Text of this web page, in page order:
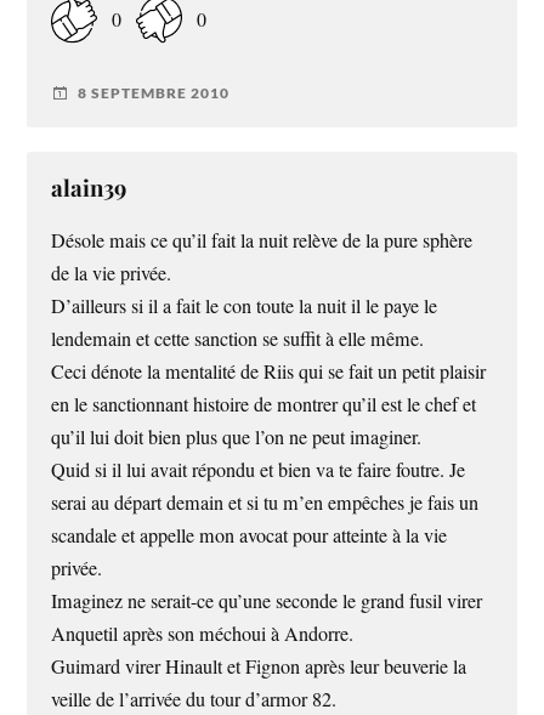
0 0
8 SEPTEMBRE 2010
alain39
Désole mais ce qu’il fait la nuit relève de la pure sphère
de la vie privée.
D’ailleurs si il a fait le con toute la nuit il le paye le
lendemain et cette sanction se suffit à elle même.
Ceci dénote la mentalité de Riis qui se fait un petit plaisir
en le sanctionnant histoire de montrer qu’il est le chef et
qu’il lui doit bien plus que l’on ne peut imaginer.
Quid si il lui avait répondu et bien va te faire foutre. Je
serai au départ demain et si tu m’en empêches je fais un
scandale et appelle mon avocat pour atteinte à la vie
privée.
Imaginez ne serait-ce qu’une seconde le grand fusil virer
Anquetil après son méchoui à Andorre.
Guimard virer Hinault et Fignon après leur beuverie la
veille de l’arrivée du tour d’armor 82.